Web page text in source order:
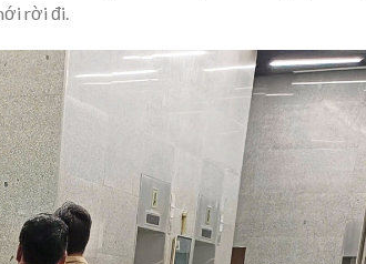
rời đi.